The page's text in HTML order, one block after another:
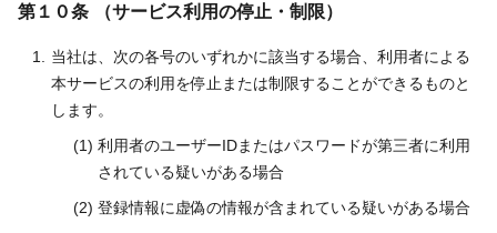
第１０条 （サービス利用の停止・制限）
当社は、次の各号のいずれかに該当する場合、利用者による
本サービスの利用を停止または制限することができるものと
します。
利用者のユーザーIDまたはパスワードが第三者に利用
されている疑いがある場合
登録情報に虚偽の情報が含まれている疑いがある場合